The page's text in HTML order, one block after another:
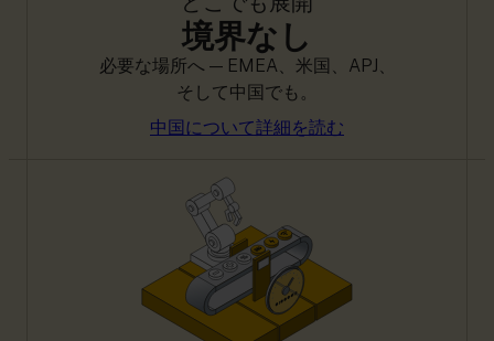
境界なし
必要な場所へ — EMEA、米国、APJ、
そして中国でも。
中国について詳細を読む